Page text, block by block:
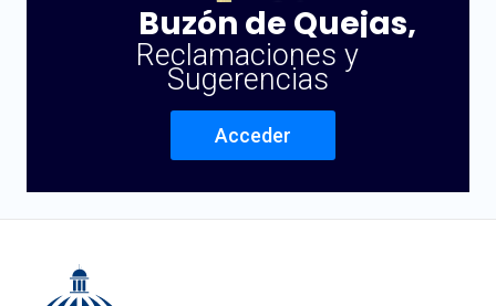
Buzón de Quejas,
Reclamaciones y
Sugerencias
Acceder